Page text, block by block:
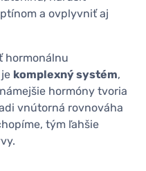
a ovplyvniť aj
hormonálnu
komplexný systém,
hormóny tvoria
vnútorná rovnováha
tým ľahšie